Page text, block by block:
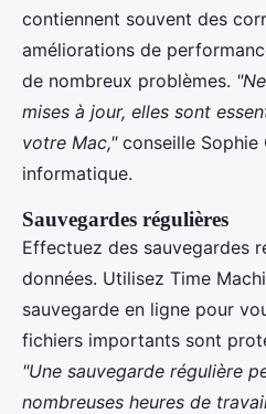
contiennent souvent des
améliorations de
de nombreux problèmes.
mises à jour, elles sont
votre Mac,"conseille Sophie
informatique.
Sauvegardes régulières
Effectuez des sauvegardes
données. Utilisez Time
sauvegarde en ligne pour
fichiers importants sont
"Une sauvegarde régulière
nombreuses heures de